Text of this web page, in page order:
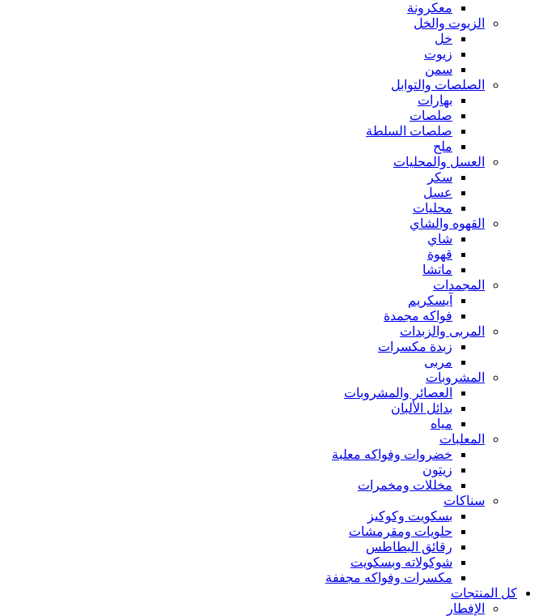
معكرونة
الزيوت والخل
خل
زيوت
سمن
الصلصات والتوابل
بهارات
صلصات
صلصات السلطة
ملح
العسل والمحليات
سكر
عسل
محليات
القهوه والشاي
شاي
قهوة
ماتشا
المجمدات
آيسكريم
فواكه مجمدة
المربى والزبدات
زبدة مكسرات
مربى
المشروبات
العصائر والمشروبات
بدائل الألبان
مياه
المعلبات
خضروات وفواكه معلبة
زيتون
مخللات ومخمرات
سناكات
بسكويت وكوكيز
حلويات ومقرمشات
رقائق البطاطس
شوكولاته وبسكويت
مكسرات وفواكه مجففة
كل المنتجات
الإفطار